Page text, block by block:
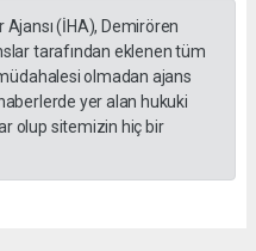
(İHA), Demirören
tarafından eklenen tüm
olmadan ajans
yer alan hukuki
olup sitemizin hiç bir